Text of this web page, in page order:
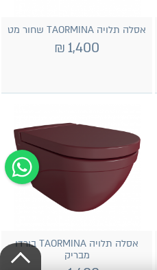
אסלה תלויה TAORMINA שחור מט
1,400
₪
אסלה תלויה TAORMINA בורדו
מבריק